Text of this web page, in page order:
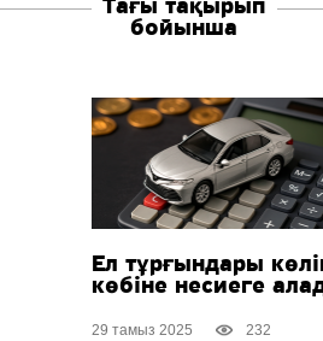
Тағы тақырып
бойынша
Ел тұрғындары
көбіне несиеге
29 тамыз 2025 232